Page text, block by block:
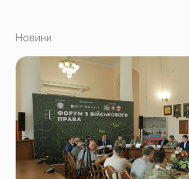
Новини